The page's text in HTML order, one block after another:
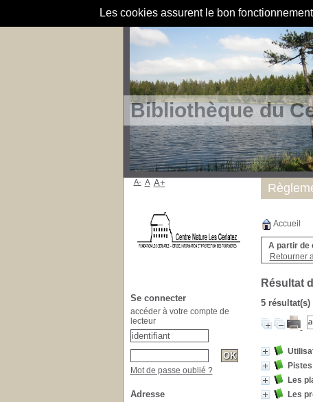
Les cookies assurent le bon
Bibliothèque du
Accueil
A partir de
Retourner
Résultat
5
Pistes
Les
Les
A- A A+
Se connecter
accéder à votre compte de
lecteur
Mot de passe oublié ?
Adresse